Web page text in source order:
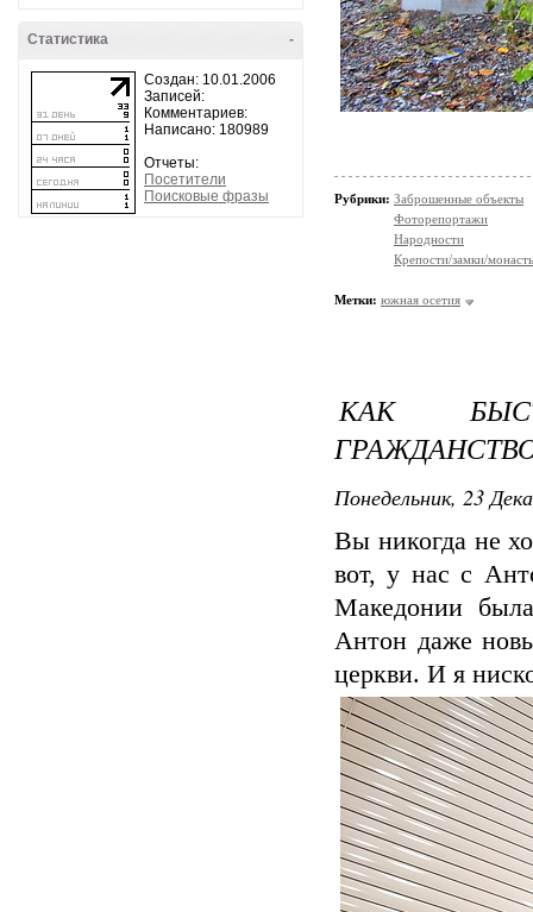
-
Статистика
Создан: 10.01.2006
Записей:
Комментариев:
Написано: 180989
Отчеты:
Посетители
Поисковые фразы
Рубрики: Заброшенные объекты
Фоторепортажи
Народности
Крепости/замки/
Метки: южная осетия
КАК
Понедельник, 23
Вы никогда не
вот, у нас с
Македонии
Антон даже
церкви. И я